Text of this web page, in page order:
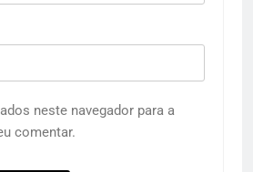
neste navegador para a
comentar.